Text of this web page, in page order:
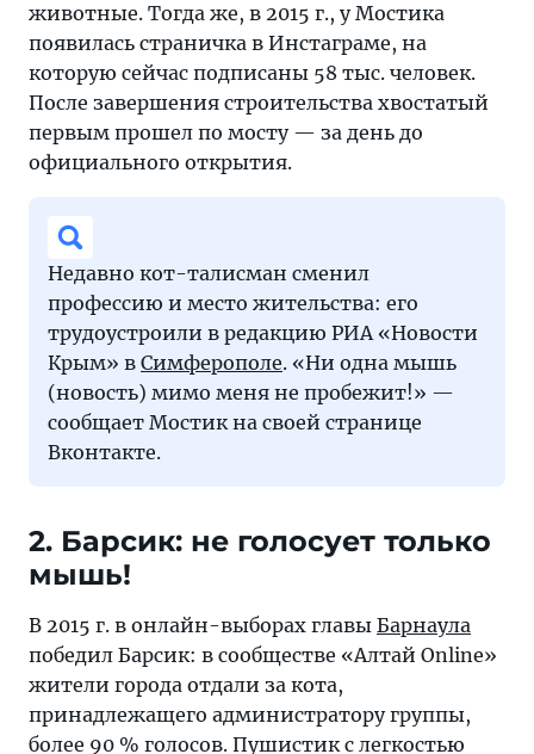
животные. Тогда же, в 2015 г., у Мостика
появилась страничка в Инстаграме, на
которую сейчас подписаны 58 тыс. человек.
После завершения строительства хвостатый
первым прошел по мосту — за день до
официального открытия.
Недавно кот-талисман сменил
профессию и место жительства: его
трудоустроили в редакцию РИА «Новости
Крым» в Симферополе. «Ни одна мышь
(новость) мимо меня не пробежит!» —
сообщает Мостик на своей странице
Вконтакте.
2. Барсик: не голосует только
мышь!
В 2015 г. в онлайн-выборах главы Барнаула
победил Барсик: в сообществе «Алтай Online»
жители города отдали за кота,
принадлежащего администратору группы,
более 90 % голосов. Пушистик с легкостью